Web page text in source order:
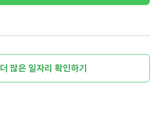
더 많은 일자리 확인하기